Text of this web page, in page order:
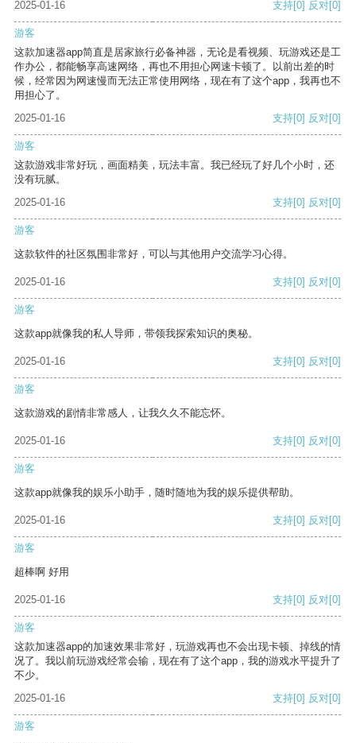
2025-01-16 支持[0] 反对[0]
游客
这款加速器app简直是居家旅行必备神器，无论是看视频、玩游戏还是工
作办公，都能畅享高速网络，再也不用担心网速卡顿了。以前出差的时
候，经常因为网速慢而无法正常使用网络，现在有了这个app，我再也不
用担心了。
2025-01-16
支持[0] 反对[0]
游客
这款游戏非常好玩，画面精美，玩法丰富。我已经玩了好几个小时，还
没有玩腻。
2025-01-16
支持[0] 反对[0]
游客
这款软件的社区氛围非常好，可以与其他用户交流学习心得。
2025-01-16 支持[0] 反对[0]
游客
这款app就像我的私人导师，带领我探索知识的奥秘。
2025-01-16 支持[0] 反对[0]
游客
这款游戏的剧情非常感人，让我久久不能忘怀。
2025-01-16 支持[0] 反对[0]
游客
这款app就像我的娱乐小助手，随时随地为我的娱乐提供帮助。
2025-01-16 支持[0] 反对[0]
游客
超棒啊 好用
2025-01-16 支持[0] 反对[0]
游客
这款加速器app的加速效果非常好，玩游戏再也不会出现卡顿、掉线的情
况了。我以前玩游戏经常会输，现在有了这个app，我的游戏水平提升了
不少。
2025-01-16
支持[0] 反对[0]
游客